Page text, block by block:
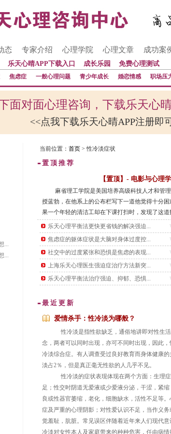
态 专家介绍 心理学院 心理文章 成功案
乐天心晴APP下载入口 成长乐园 免费心理测试
焦虑症 一般心理问题 青少年成长 婚恋情感 职场压
面对面心理咨询，下载乐天心
<<点我下载乐天心晴APP注册即
当前位置： 首页 > 性冷淡症状
置顶推荐
【置顶】- 电影与心理
麻省理工学院是美国培养高级科技人才和管
授蓝勃，在他系上的公布栏写下一道他觉得十分
果一个年轻的清洁工却在下课打扫时，发现了这
后，又下了另一道更难的题目，要找出这个数学天
...
乐天心理平衡法更快更省钱的解决强迫...
焦虑症的躯体症状是大脑对身体过度控...
社交中的过度紧张和恐惧是焦虑的表现...
上海乐天心理医生强迫症治疗方法新突...
乐天心理平衡法治疗强迫、抑郁、恐惧...
最近更新
爱情杀手：性冷淡为哪般？
性冷淡是指性欲缺乏，通俗地讲即对性生
念，两者可以同时出现，亦可不同时出现，因此
冷淡综合症。有人调查受过良好教育而身体健康
淡占2％，但是真正毫无性欲的人几乎不见。
性冷淡的症状表现体现在两个方面：生理
足；性交时阴道无爱液或少爱液分泌，干涩，紧
良或性器官萎缩，老化，细胞缺水，活性不足等
症及严重的心理阴影；对性爱认识不足，当作义
觉羞耻，肮脏。常见误区伴随着近年来人们现代
冷淡对女性本人及家庭带来的种种危害，任由病
...
...